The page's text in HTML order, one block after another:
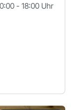
- 18:00 Uhr